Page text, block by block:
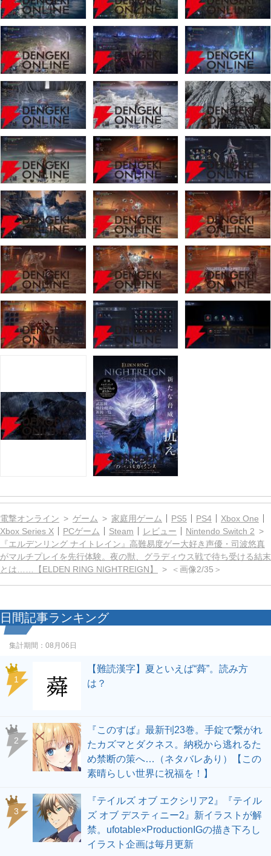
電撃オンライン ゲーム 家庭用ゲーム PS5 PS4
Xbox One
Xbox Series X
PCゲーム Steam レビュー
Nintendo Switch 2
『エルデンリング ナイトレイン』高難易度ゲー大好き声優・司波悠真
がマルチプレイを先行体験。夜の獣、グラディウス戦で待ち受ける結末
とは……【ELDEN RING NIGHTREIGN】
＜画像2/35＞
日間記事ランキング
集計期間： 08月06日
1
【難読漢字】夏といえば“蕣”。読み方
は？
2
『このすば』最新刊23巻。手錠で繋がれ
たカズマとダクネス。納税から逃れるた
め禁断の策へ…（ネタバレあり）【この
素晴らしい世界に祝福を！】
3
『テイルズ オブ エクシリア2』『テイル
ズ オブ デスティニー2』新イラストが解
禁。ufotable×ProductionIGの描き下ろし
イラスト企画は毎月更新